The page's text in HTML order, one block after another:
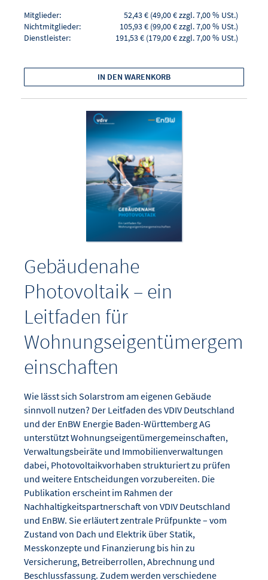
Mitglieder:
52,43 € (49,00 € zzgl. 7,00 % USt.)
Nichtmitglieder:
105,93 € (99,00 € zzgl. 7,00 % USt.)
Dienstleister:
191,53 € (179,00 € zzgl. 7,00 % USt.)
IN DEN WARENKORB
Gebäudenahe
Photovoltaik – ein
Leitfaden für
Wohnungseigentümergem
einschaften
Wie lässt sich Solarstrom am eigenen Gebäude
sinnvoll nutzen? Der Leitfaden des VDIV Deutschland
und der EnBW Energie Baden-Württemberg AG
unterstützt Wohnungseigentümergemeinschaften,
Verwaltungsbeiräte und Immobilienverwaltungen
dabei, Photovoltaikvorhaben strukturiert zu prüfen
und weitere Entscheidungen vorzubereiten. Die
Publikation erscheint im Rahmen der
Nachhaltigkeitspartnerschaft von VDIV Deutschland
und EnBW. Sie erläutert zentrale Prüfpunkte – vom
Zustand von Dach und Elektrik über Statik,
Messkonzepte und Finanzierung bis hin zu
Versicherung, Betreiberrollen, Abrechnung und
Beschlussfassung. Zudem werden verschiedene